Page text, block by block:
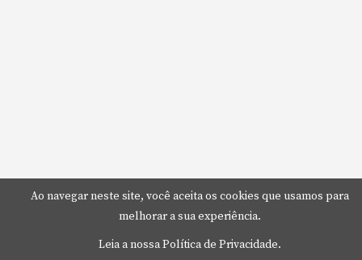
Ao navegar neste site, você aceita os cookies que usamos para
melhorar a sua experiência.
Leia a nossa Política de Privacidade.